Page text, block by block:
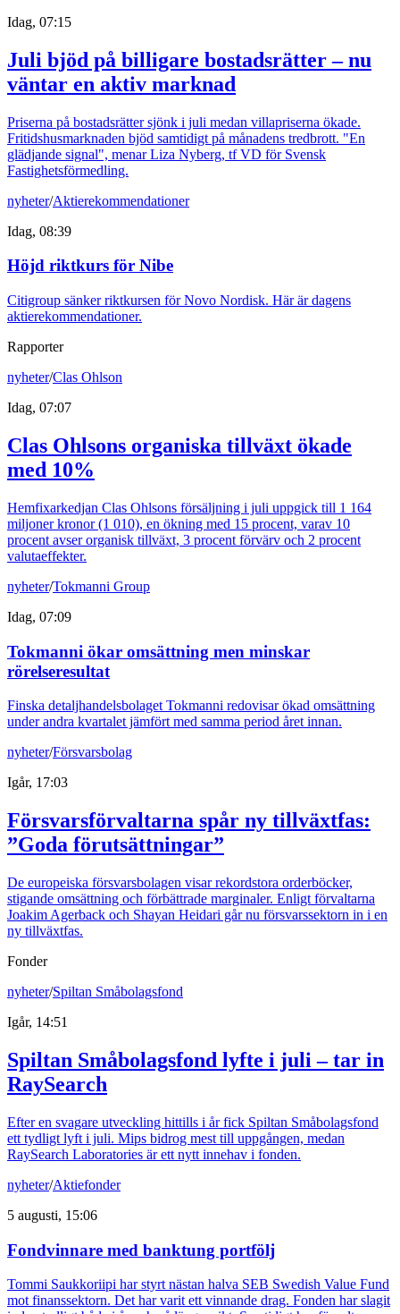
Idag, 07:15
Juli bjöd på billigare bostadsrätter – nu
väntar en aktiv marknad
Priserna på bostadsrätter sjönk i juli medan villapriserna ökade.
Fritidshusmarknaden bjöd samtidigt på månadens tredbrott. "En
glädjande signal", menar Liza Nyberg, tf VD för Svensk
Fastighetsförmedling.
nyheter/Aktierekommendationer
Idag, 08:39
Höjd riktkurs för Nibe
Citigroup sänker riktkursen för Novo Nordisk. Här är dagens
aktierekommendationer.
Rapporter
nyheter/Clas Ohlson
Idag, 07:07
Clas Ohlsons organiska tillväxt ökade
med 10%
Hemfixarkedjan Clas Ohlsons försäljning i juli uppgick till 1 164
miljoner kronor (1 010), en ökning med 15 procent, varav 10
procent avser organisk tillväxt, 3 procent förvärv och 2 procent
valutaeffekter.
nyheter/Tokmanni Group
Idag, 07:09
Tokmanni ökar omsättning men minskar
rörelseresultat
Finska detaljhandelsbolaget Tokmanni redovisar ökad omsättning
under andra kvartalet jämfört med samma period året innan.
nyheter/Försvarsbolag
Igår, 17:03
Försvarsförvaltarna spår ny tillväxtfas:
”Goda förutsättningar”
De europeiska försvarsbolagen visar rekordstora orderböcker,
stigande omsättning och förbättrade marginaler. Enligt förvaltarna
Joakim Agerback och Shayan Heidari går nu försvarssektorn in i en
ny tillväxtfas.
Fonder
nyheter/Spiltan Småbolagsfond
Igår, 14:51
Spiltan Småbolagsfond lyfte i juli – tar in
RaySearch
Efter en svagare utveckling hittills i år fick Spiltan Småbolagsfond
ett tydligt lyft i juli. Mips bidrog mest till uppgången, medan
RaySearch Laboratories är ett nytt innehav i fonden.
nyheter/Aktiefonder
5 augusti, 15:06
Fondvinnare med banktung portfölj
Tommi Saukkoriipi har styrt nästan halva SEB Swedish Value Fund
mot finanssektorn. Det har varit ett vinnande drag. Fonden har slagit